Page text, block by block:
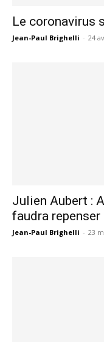
Le coronavirus
Jean-Paul Brighelli - 24
Julien Aubert :
faudra repenser
Jean-Paul Brighelli - 23